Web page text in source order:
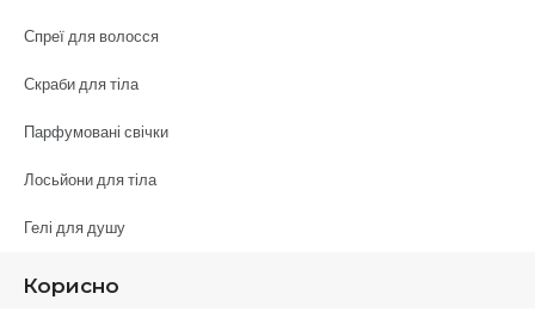
Спреї для волосся
Скраби для тіла
Парфумовані свічки
Лосьйони для тіла
Гелі для душу
Корисно